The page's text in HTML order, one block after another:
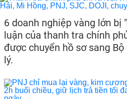
6 doanh nghiệp vàng lớn bị
luận của thanh tra chính
được chuyển hồ sơ sang
lý.